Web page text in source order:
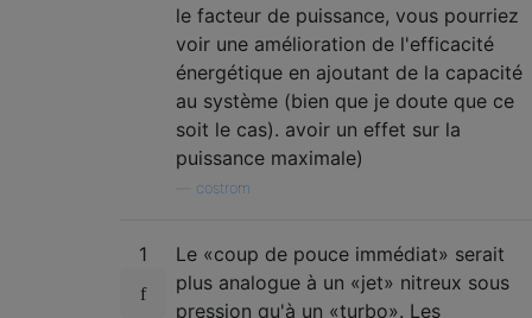
le facteur de puissance, vous pourriez
voir une amélioration de l'efficacité
énergétique en ajoutant de la capacité
au système (bien que je doute que ce
soit le cas). avoir un effet sur la
puissance maximale)
costrom
1
Le «coup de pouce immédiat» serait
plus analogue à un «jet» nitreux sous
pression qu'à un «turbo». Les